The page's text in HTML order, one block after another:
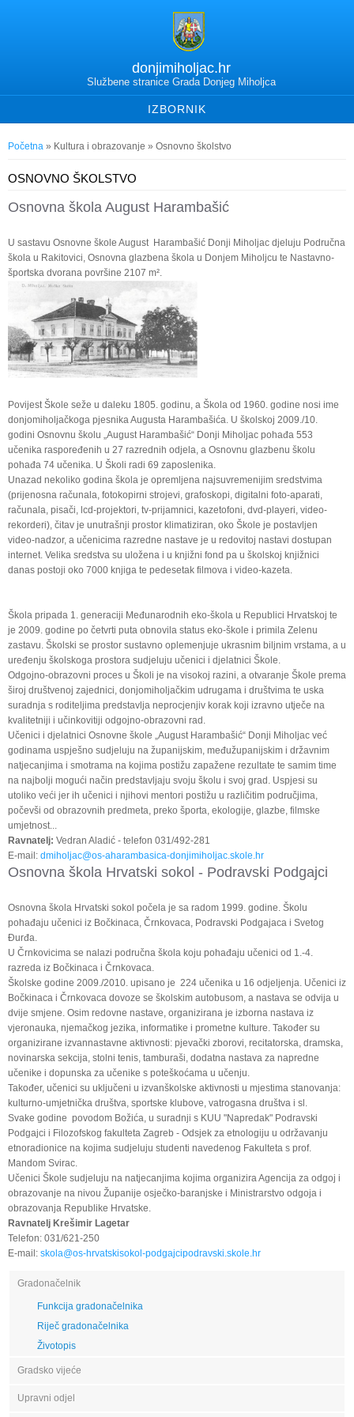
donjimiholjac.hr
Službene stranice Grada Donjeg Miholjca
IZBORNIK
Vi ste ovdje
Početna » Kultura i obrazovanje » Osnovno školstvo
OSNOVNO ŠKOLSTVO
Osnovna škola August Harambašić
U sastavu Osnovne škole August Harambašić Donji Miholjac djeluju Područna
škola u Rakitovici, Osnovna glazbena škola u Donjem Miholjcu te Nastavno-
športska dvorana površine 2107 m².
Povijest Škole seže u daleku 1805. godinu, a Škola od 1960. godine nosi ime
donjomiholjačkoga pjesnika Augusta Harambašića. U školskoj 2009./10.
godini Osnovnu školu „August Harambašić“ Donji Miholjac pohađa 553
učenika raspoređenih u 27 razrednih odjela, a Osnovnu glazbenu školu
pohađa 74 učenika. U Školi radi 69 zaposlenika.
Unazad nekoliko godina škola je opremljena najsuvremenijim sredstvima
(prijenosna računala, fotokopirni strojevi, grafoskopi, digitalni foto-aparati,
računala, pisači, lcd-projektori, tv-prijamnici, kazetofoni, dvd-playeri, video-
rekorderi), čitav je unutrašnji prostor klimatiziran, oko Škole je postavljen
video-nadzor, a učenicima razredne nastave je u redovitoj nastavi dostupan
internet. Velika sredstva su uložena i u knjižni fond pa u školskoj knjižnici
danas postoji oko 7000 knjiga te pedesetak filmova i video-kazeta.
Škola pripada 1. generaciji Međunarodnih eko-škola u Republici Hrvatskoj te
je 2009. godine po četvrti puta obnovila status eko-škole i primila Zelenu
zastavu. Školski se prostor sustavno oplemenjuje ukrasnim biljnim vrstama, a u
uređenju školskoga prostora sudjeluju učenici i djelatnici Škole.
Odgojno-obrazovni proces u Školi je na visokoj razini, a otvaranje Škole prema
široj društvenoj zajednici, donjomiholjačkim udrugama i društvima te uska
suradnja s roditeljima predstavlja neprocjenjiv korak koji izravno utječe na
kvalitetniji i učinkovitiji odgojno-obrazovni rad.
Učenici i djelatnici Osnovne škole „August Harambašić“ Donji Miholjac već
godinama uspješno sudjeluju na županijskim, međužupanijskim i državnim
natjecanjima i smotrama na kojima postižu zapažene rezultate te samim time
na najbolji mogući način predstavljaju svoju školu i svoj grad. Uspjesi su
utoliko veći jer ih učenici i njihovi mentori postižu u različitim područjima,
počevši od obrazovnih predmeta, preko športa, ekologije, glazbe, filmske
umjetnost...
Ravnatelj: Vedran Aladić - telefon 031/492-281
E-mail: dmiholjac@os-aharambasica-donjimiholjac.skole.hr
Osnovna škola Hrvatski sokol - Podravski Podgajci
Osnovna škola Hrvatski sokol počela je sa radom 1999. godine. Školu
pohađaju učenici iz Bočkinaca, Črnkovaca, Podravski Podgajaca i Svetog
Đurđa.
U Črnkovicima se nalazi područna škola koju pohađaju učenici od 1.-4.
razreda iz Bočkinaca i Črnkovaca.
Školske godine 2009./2010. upisano je 224 učenika u 16 odjeljenja. Učenici iz
Bočkinaca i Črnkovaca dovoze se školskim autobusom, a nastava se odvija u
dvije smjene. Osim redovne nastave, organizirana je izborna nastava iz
vjeronauka, njemačkog jezika, informatike i prometne kulture. Također su
organizirane izvannastavne aktivnosti: pjevački zborovi, recitatorska, dramska,
novinarska sekcija, stolni tenis, tamburaši, dodatna nastava za napredne
učenike i dopunska za učenike s poteškoćama u učenju.
Također, učenici su uključeni u izvanškolske aktivnosti u mjestima stanovanja:
kulturno-umjetnička društva, sportske klubove, vatrogasna društva i sl.
Svake godine povodom Božića, u suradnji s KUU "Napredak" Podravski
Podgajci i Filozofskog fakulteta Zagreb - Odsjek za etnologiju u održavanju
etnoradionice na kojima sudjeluju studenti navedenog Fakulteta s prof.
Mandom Svirac.
Učenici Škole sudjeluju na natjecanjima kojima organizira Agencija za odgoj i
obrazovanje na nivou Županije osječko-baranjske i Ministrarstvo odgoja i
obrazovanja Republike Hrvatske.
Ravnatelj Krešimir Lagetar
Telefon: 031/621-250
E-mail: skola@os-hrvatskisokol-podgajcipodravski.skole.hr
Gradonačelnik
Funkcija gradonačelnika
Riječ gradonačelnika
Životopis
Gradsko vijeće
Upravni odjel